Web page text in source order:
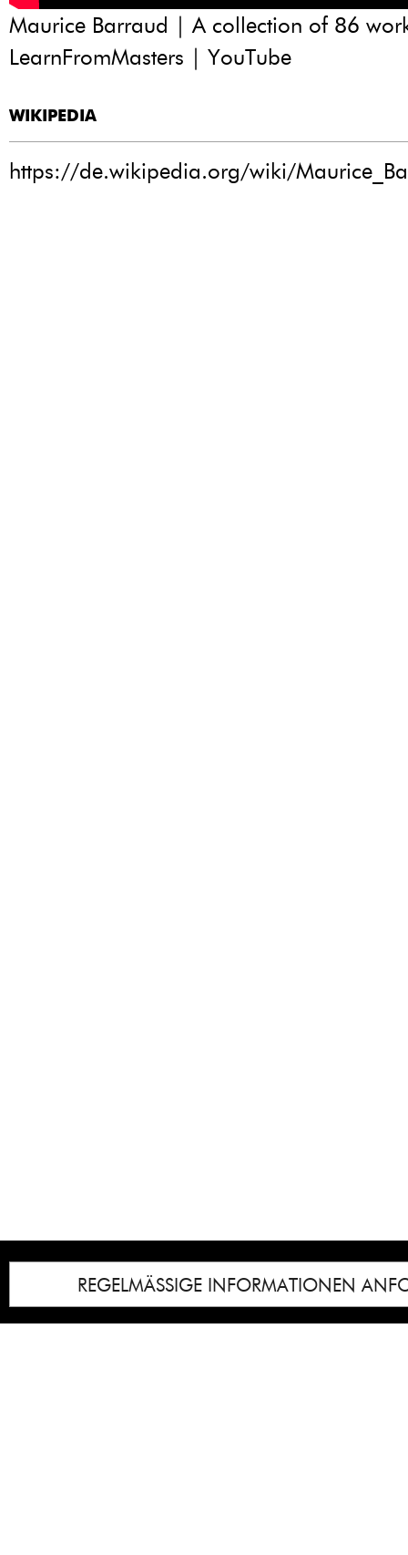
Maurice Barraud | A collection of 86
LearnFromMasters | YouTube
WIKIPEDIA
https://de.wikipedia.org/wiki/
REGELMÄSSIGE INFORMATIONEN